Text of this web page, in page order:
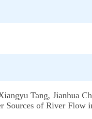
Tang, Jianhua
Sources of River